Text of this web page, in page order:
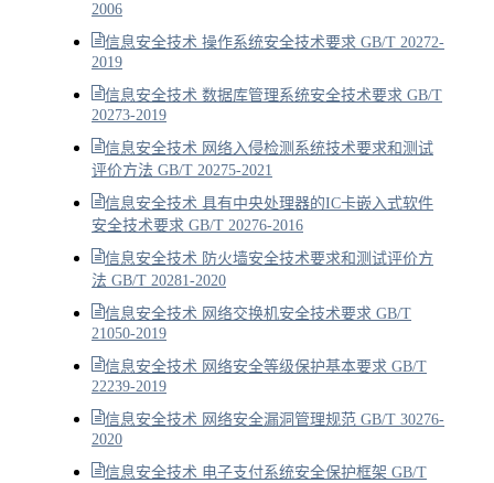
2006
信息安全技术 操作系统安全技术要求 GB/T 20272-
2019
信息安全技术 数据库管理系统安全技术要求 GB/T
20273-2019
信息安全技术 网络入侵检测系统技术要求和测试
评价方法 GB/T 20275-2021
信息安全技术 具有中央处理器的IC卡嵌入式软件
安全技术要求 GB/T 20276-2016
信息安全技术 防火墙安全技术要求和测试评价方
法 GB/T 20281-2020
信息安全技术 网络交换机安全技术要求 GB/T
21050-2019
信息安全技术 网络安全等级保护基本要求 GB/T
22239-2019
信息安全技术 网络安全漏洞管理规范 GB/T 30276-
2020
信息安全技术 电子支付系统安全保护框架 GB/T